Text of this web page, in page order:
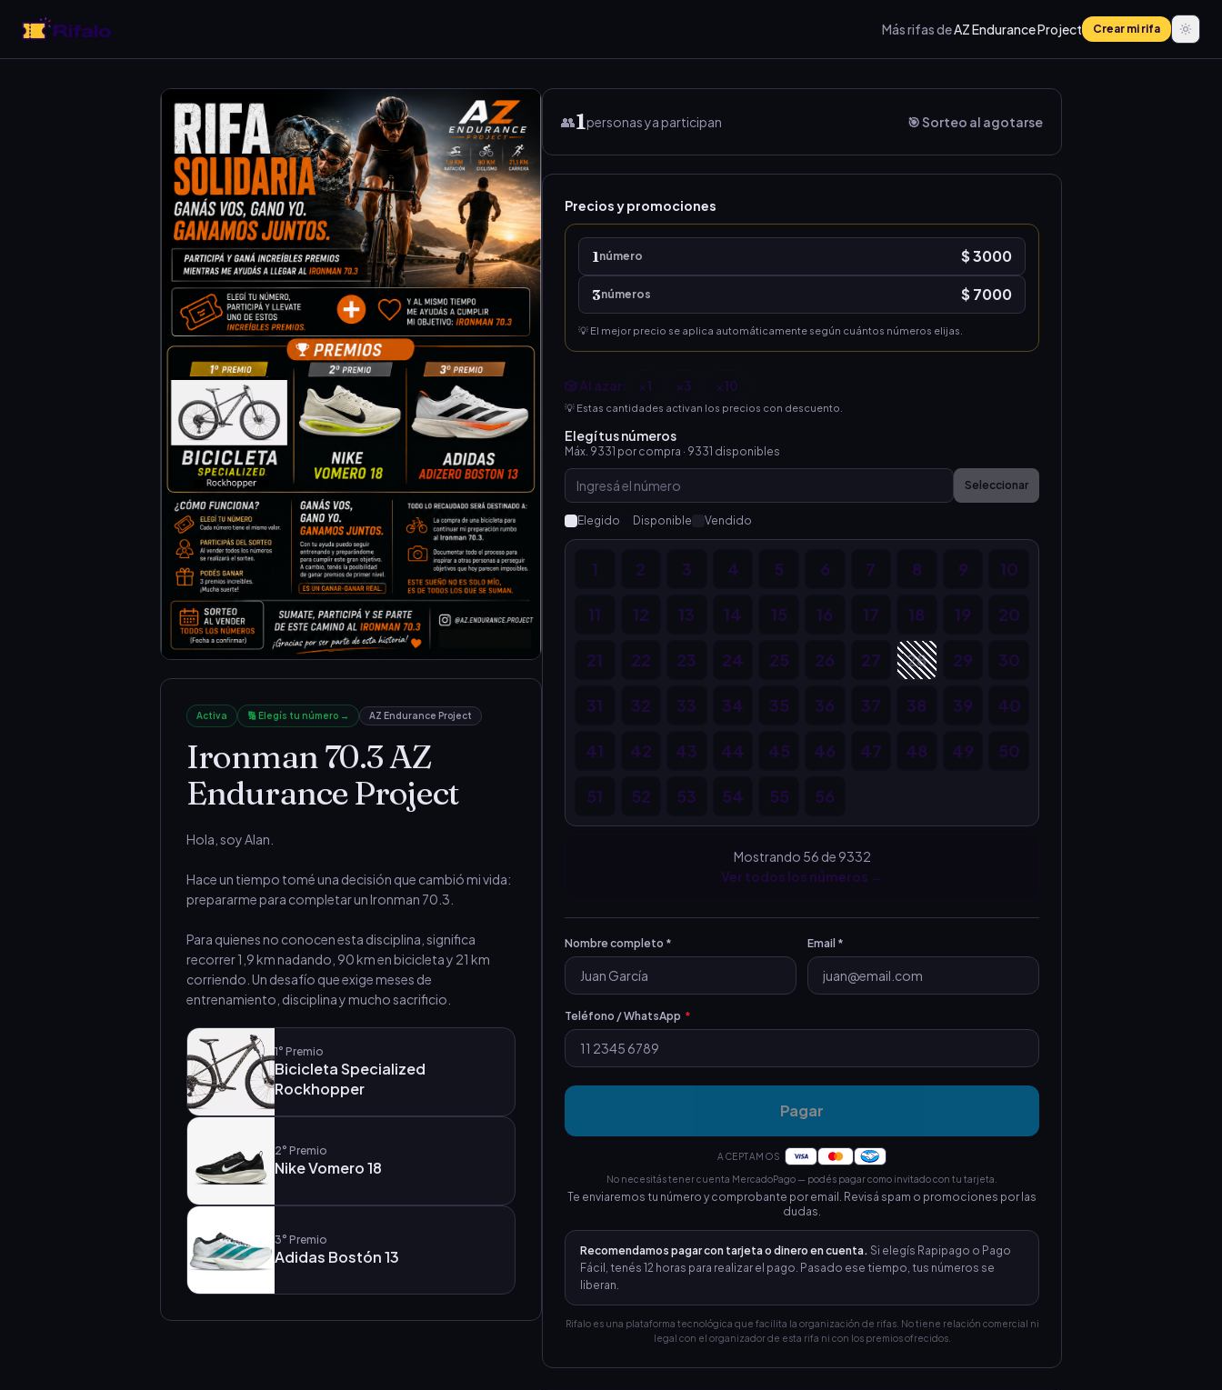
Más rifas deAZ Endurance Project Crear mi rifa
Activa 🔢 Elegís tu número → AZ Endurance Project
Ironman 70.3 AZ
Endurance Project
Hola, soy Alan.
Hace un tiempo tomé una decisión que cambió mi vida:
prepararme para completar un Ironman 70.3.
Para quienes no conocen esta disciplina, significa
recorrer 1,9 km nadando, 90 km en bicicleta y 21 km
corriendo. Un desafío que exige meses de
entrenamiento, disciplina y mucho sacrificio.
1° Premio
Bicicleta Specialized
Rockhopper
2° Premio
Nike Vomero 18
3° Premio
Adidas Bostón 13
👥1personas ya participan 🎯 Sorteo al agotarse
Precios y promociones
1número $ 3000
3números $ 7000
💡 El mejor precio se aplica automáticamente según cuántos números elijas.
🎲 Al azar: ×1 ×3 ×10
💡 Estas cantidades activan los precios con descuento.
Elegí tus números
Máx. 9331 por compra · 9331 disponibles
Seleccionar
Elegido Disponible Vendido
1 2 3 4 5 6 7 8 9 10
11 12 13 14 15 16 17 18 19 20
21 22 23 24 25 26 27 28 29 30
31 32 33 34 35 36 37 38 39 40
41 42 43 44 45 46 47 48 49 50
51 52 53 54 55 56
Mostrando 56 de 9332
Ver todos los números →
Nombre completo * Email *
Teléfono / WhatsApp *
Pagar
ACEPTAMOS
No necesitás tener cuenta MercadoPago — podés pagar como invitado con tu tarjeta.
Te enviaremos tu número y comprobante por email. Revisá spam o promociones por las
dudas.
Recomendamos pagar con tarjeta o dinero en cuenta. Si elegís Rapipago o Pago
Fácil, tenés 12 horas para realizar el pago. Pasado ese tiempo, tus números se
liberan.
Rifalo es una plataforma tecnológica que facilita la organización de rifas. No tiene relación comercial ni
legal con el organizador de esta rifa ni con los premios ofrecidos.